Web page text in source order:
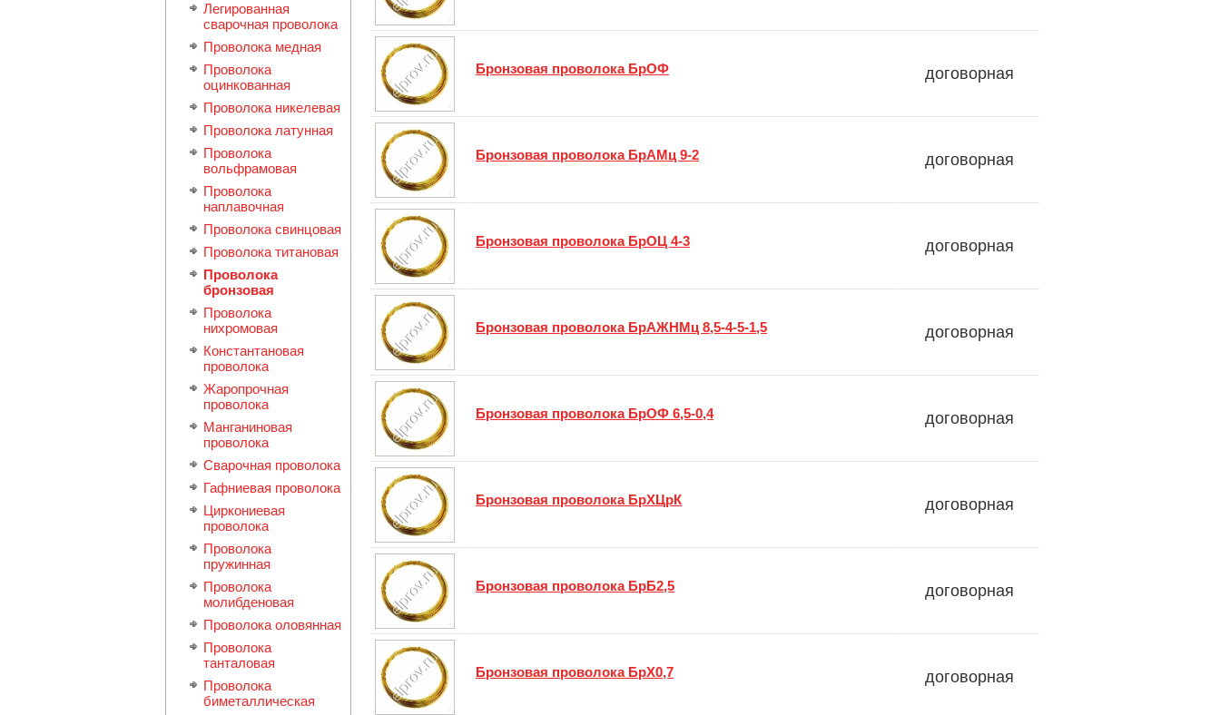
Легиpованная
сварочная проволока
Проволока медная
Проволока
оцинкованная
Проволока никелевая
Проволока латунная
Проволока
вольфрамовая
Проволока
наплавочная
Проволока свинцовая
Проволока титановая
Проволока
бронзовая
Проволока
нихромовая
Константановая
проволока
Жаропрочная
проволока
Манганиновая
проволока
Сварочная проволока
Гафниевая проволока
Циркониевая
проволока
Проволока
пружинная
Проволока
молибденовая
Проволока оловянная
Проволока
танталовая
Проволока
биметаллическая
Бронзовая проволока БрОФ договорная
Бронзовая проволока БрАМц 9-2 договорная
Бронзовая проволока БрОЦ 4-3 договорная
Бронзовая проволока БрАЖНМц 8,5-4-5-1,5 договорная
Бронзовая проволока БрОФ 6,5-0,4 договорная
Бронзовая проволока БрХЦрК договорная
Бронзовая проволока БрБ2,5 договорная
Бронзовая проволока БрХ0,7 договорная